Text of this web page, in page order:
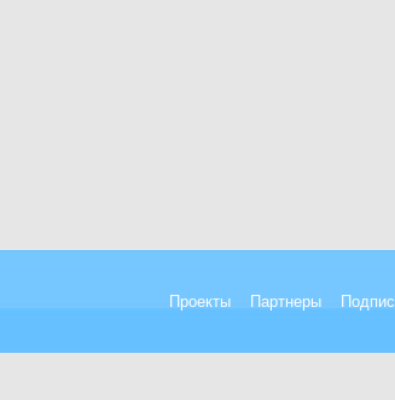
Проекты Партнеры